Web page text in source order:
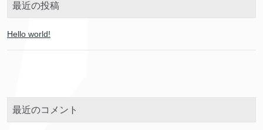
最近の投稿
Hello world!
最近のコメント